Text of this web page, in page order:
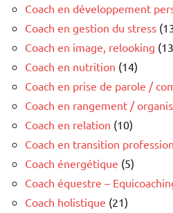
Coach en développement
Coach en gestion du stress
Coach en image, relooking
Coach en nutrition (14)
Coach en prise de parole /
Coach en rangement /
Coach en relation (10)
Coach en transition
Coach énergétique (5)
Coach équestre –
Coach holistique (21)